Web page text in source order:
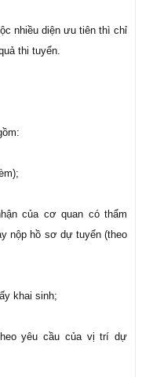
nhiều diện ưu tiên thì chỉ
thi tuyển.
của cơ quan có thẩm
nộp hồ sơ dự tuyển (theo
khai sinh;
yêu cầu của vị trí dự